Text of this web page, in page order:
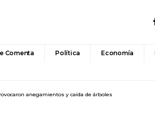
Comenta Política Economía
anegamientos y caída de árboles